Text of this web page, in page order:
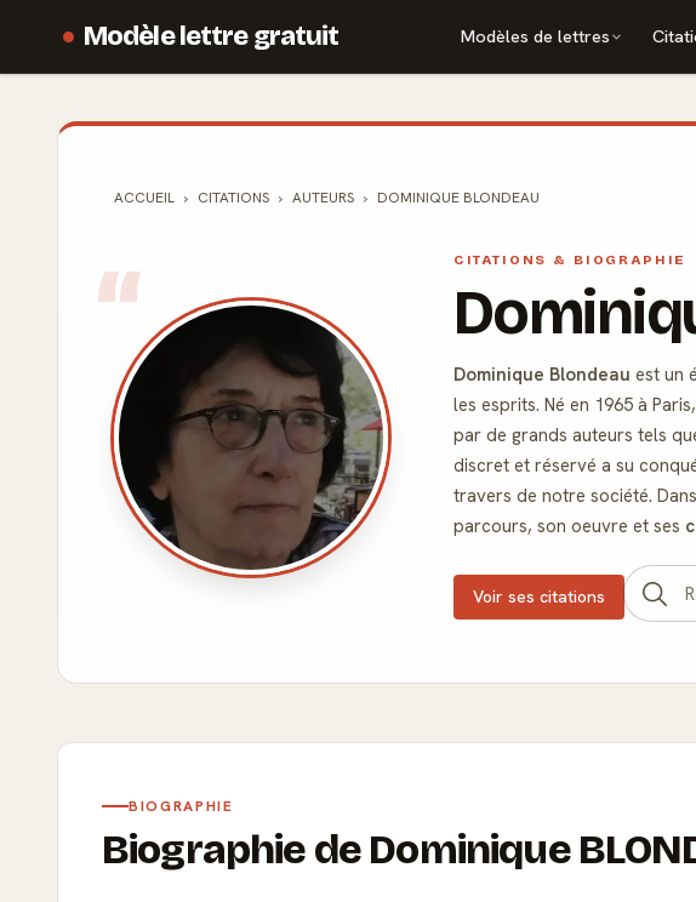
Modèle lettre gratuit Modèles de lettres
ACCUEIL CITATIONS AUTEURS DOMINIQUE BLONDEAU
CITATIONS & BIOGRAPHIE
Dominique Blondeau est un
les esprits. Né en 1965 à
par de grands auteurs tels
discret et réservé a su
travers de notre société.
parcours, son oeuvre et ses
Voir ses citations
BIOGRAPHIE
Biographie de Dominique